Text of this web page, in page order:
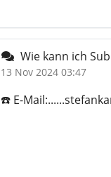
Wie kann ich
13 Nov 2024 03:47
☎️ E-